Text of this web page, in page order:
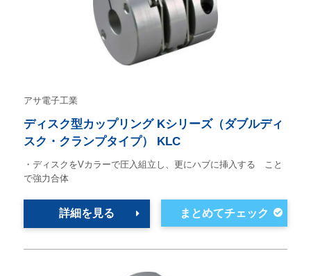
アサ電子工業
ディスク型カップリング Kシリーズ（ダブルディ
スク・クランプタイプ） KLC
・ディスクをVカラーで圧入組立し、更にハブに挿入する こと
で強力合体
詳細を見る